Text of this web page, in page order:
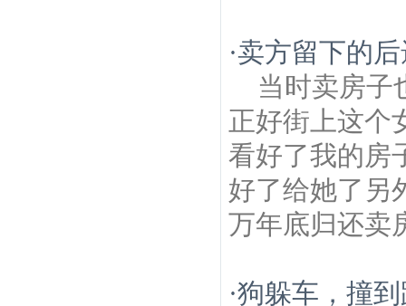
·卖方留下的
当时卖房子
正好街上这个
看好了我的房
好了给她了另
万年底归还卖
·狗躲车，撞